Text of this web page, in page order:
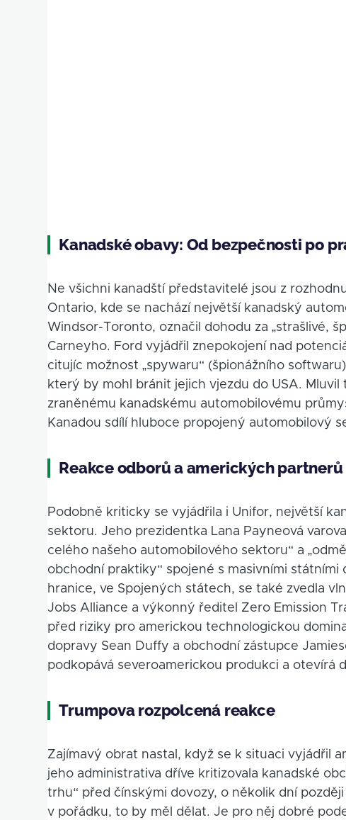
Kanadské obavy: Od bezpečnosti po
Ne všichni kanadští představitelé jsou z
Ontario, kde se nachází největší kanadský
Windsor-Toronto, označil dohodu za „strašlivé,
Carneyho. Ford vyjádřil znepokojení nad
citujíc možnost „spywaru“ (špionážního
který by mohl bránit jejich vjezdu do USA. Mluvil
zraněnému kanadskému automobilovému
Kanadou sdílí hluboce propojený automobilový
Reakce odborů a amerických partnerů
Podobně kriticky se vyjádřila i Unifor, největší
sektoru. Jeho prezidentka Lana Payneová
celého našeho automobilového sektoru“ a
obchodní praktiky“ spojené s masivními státními
hranice, ve Spojených státech, se také zvedla
Jobs Alliance a výkonný ředitel Zero Emission
před riziky pro americkou technologickou
dopravy Sean Duffy a obchodní zástupce
podkopává severoamerickou produkci a otevírá
Trumpova rozpolcená reakce
Zajímavý obrat nastal, když se k situaci vyjádřil
jeho administrativa dříve kritizovala kanadské
trhu“ před čínskými dovozy, o několik dní
v pořádku, to by měl dělat. Je pro něj dobré